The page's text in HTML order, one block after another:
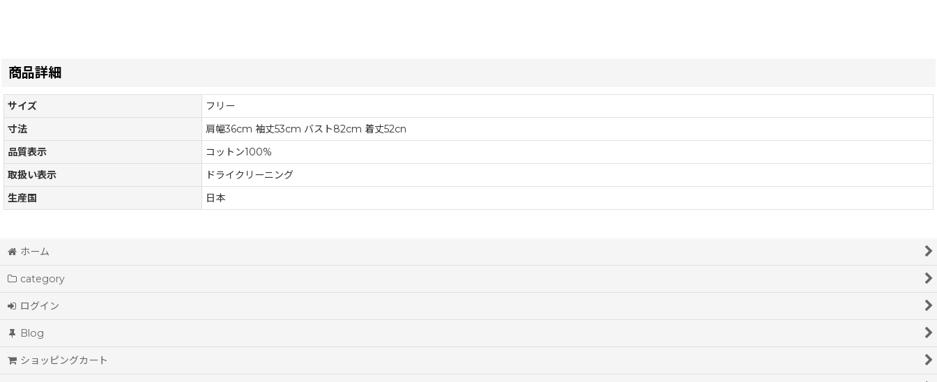
商品詳細
サイズ
フリー
寸法
肩幅36cm 袖丈53cm バスト82cm 着丈52cn
品質表示
コットン100%
取扱い表示
ドライクリーニング
生産国
日本
ホーム
category
ログイン
Blog
ショッピングカート